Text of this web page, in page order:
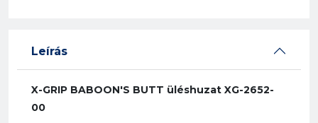
Leírás
X-GRIP BABOON'S BUTT üléshuzat XG-2652-
00